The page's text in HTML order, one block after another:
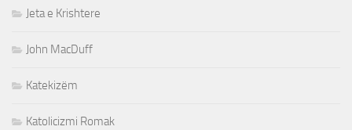
Jeta e Krishtere
John MacDuff
Katekizëm
Katolicizmi Romak